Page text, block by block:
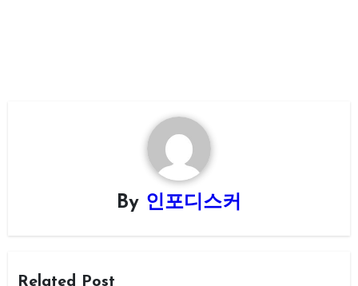
By 인포디스커
Related Post